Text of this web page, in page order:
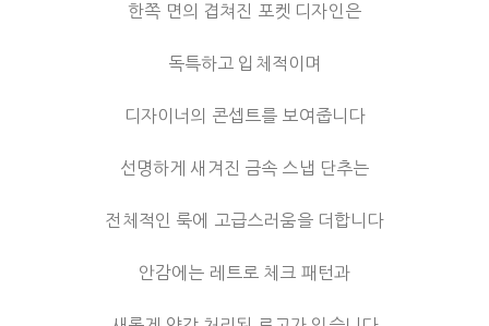
한쪽 면의 겹쳐진 포켓 디자인은
독특하고 입체적이며
디자이너의 콘셉트를 보여줍니다
선명하게 새겨진 금속 스냅 단추는
전체적인 룩에 고급스러움을 더합니다
안감에는 레트로 체크 패턴과